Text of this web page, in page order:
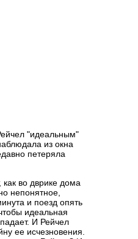
"идеальным"
из окна
петеряла
во дврике дома
непонятное,
и поезд опять
идеальная
И Рейчел
ее исчезновения.